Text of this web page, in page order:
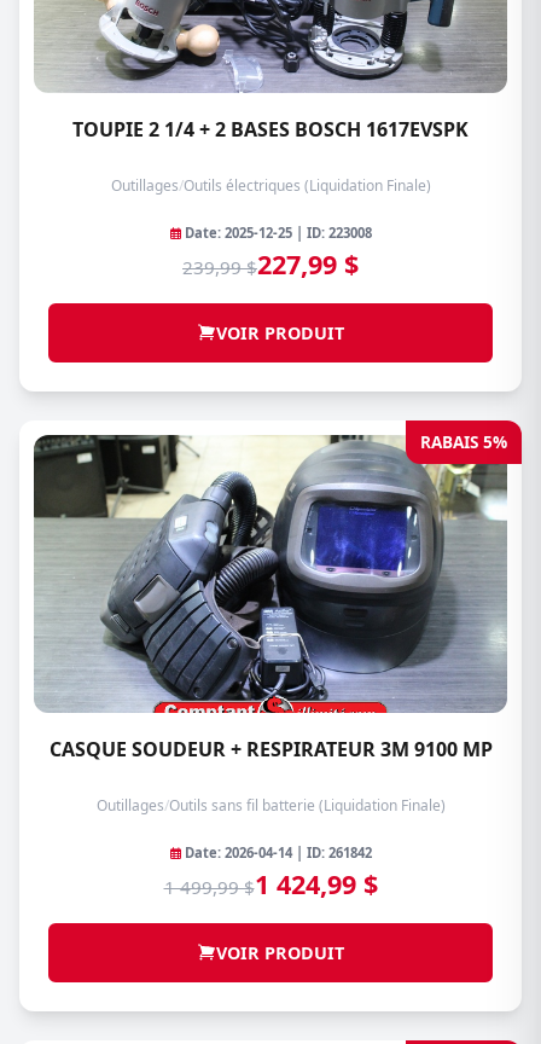
TOUPIE 2 1/4 + 2 BASES BOSCH 1617EVSPK
Outillages/Outils électriques (Liquidation Finale)
Date: 2025-12-25 | ID: 223008
239,99 $227,99 $
VOIR PRODUIT
RABAIS 5%
CASQUE SOUDEUR + RESPIRATEUR 3M 9100 MP
Outillages/Outils sans fil batterie (Liquidation Finale)
Date: 2026-04-14 | ID: 261842
1 499,99 $1 424,99 $
VOIR PRODUIT